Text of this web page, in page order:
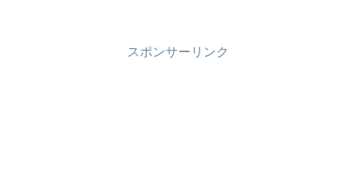
スポンサーリンク